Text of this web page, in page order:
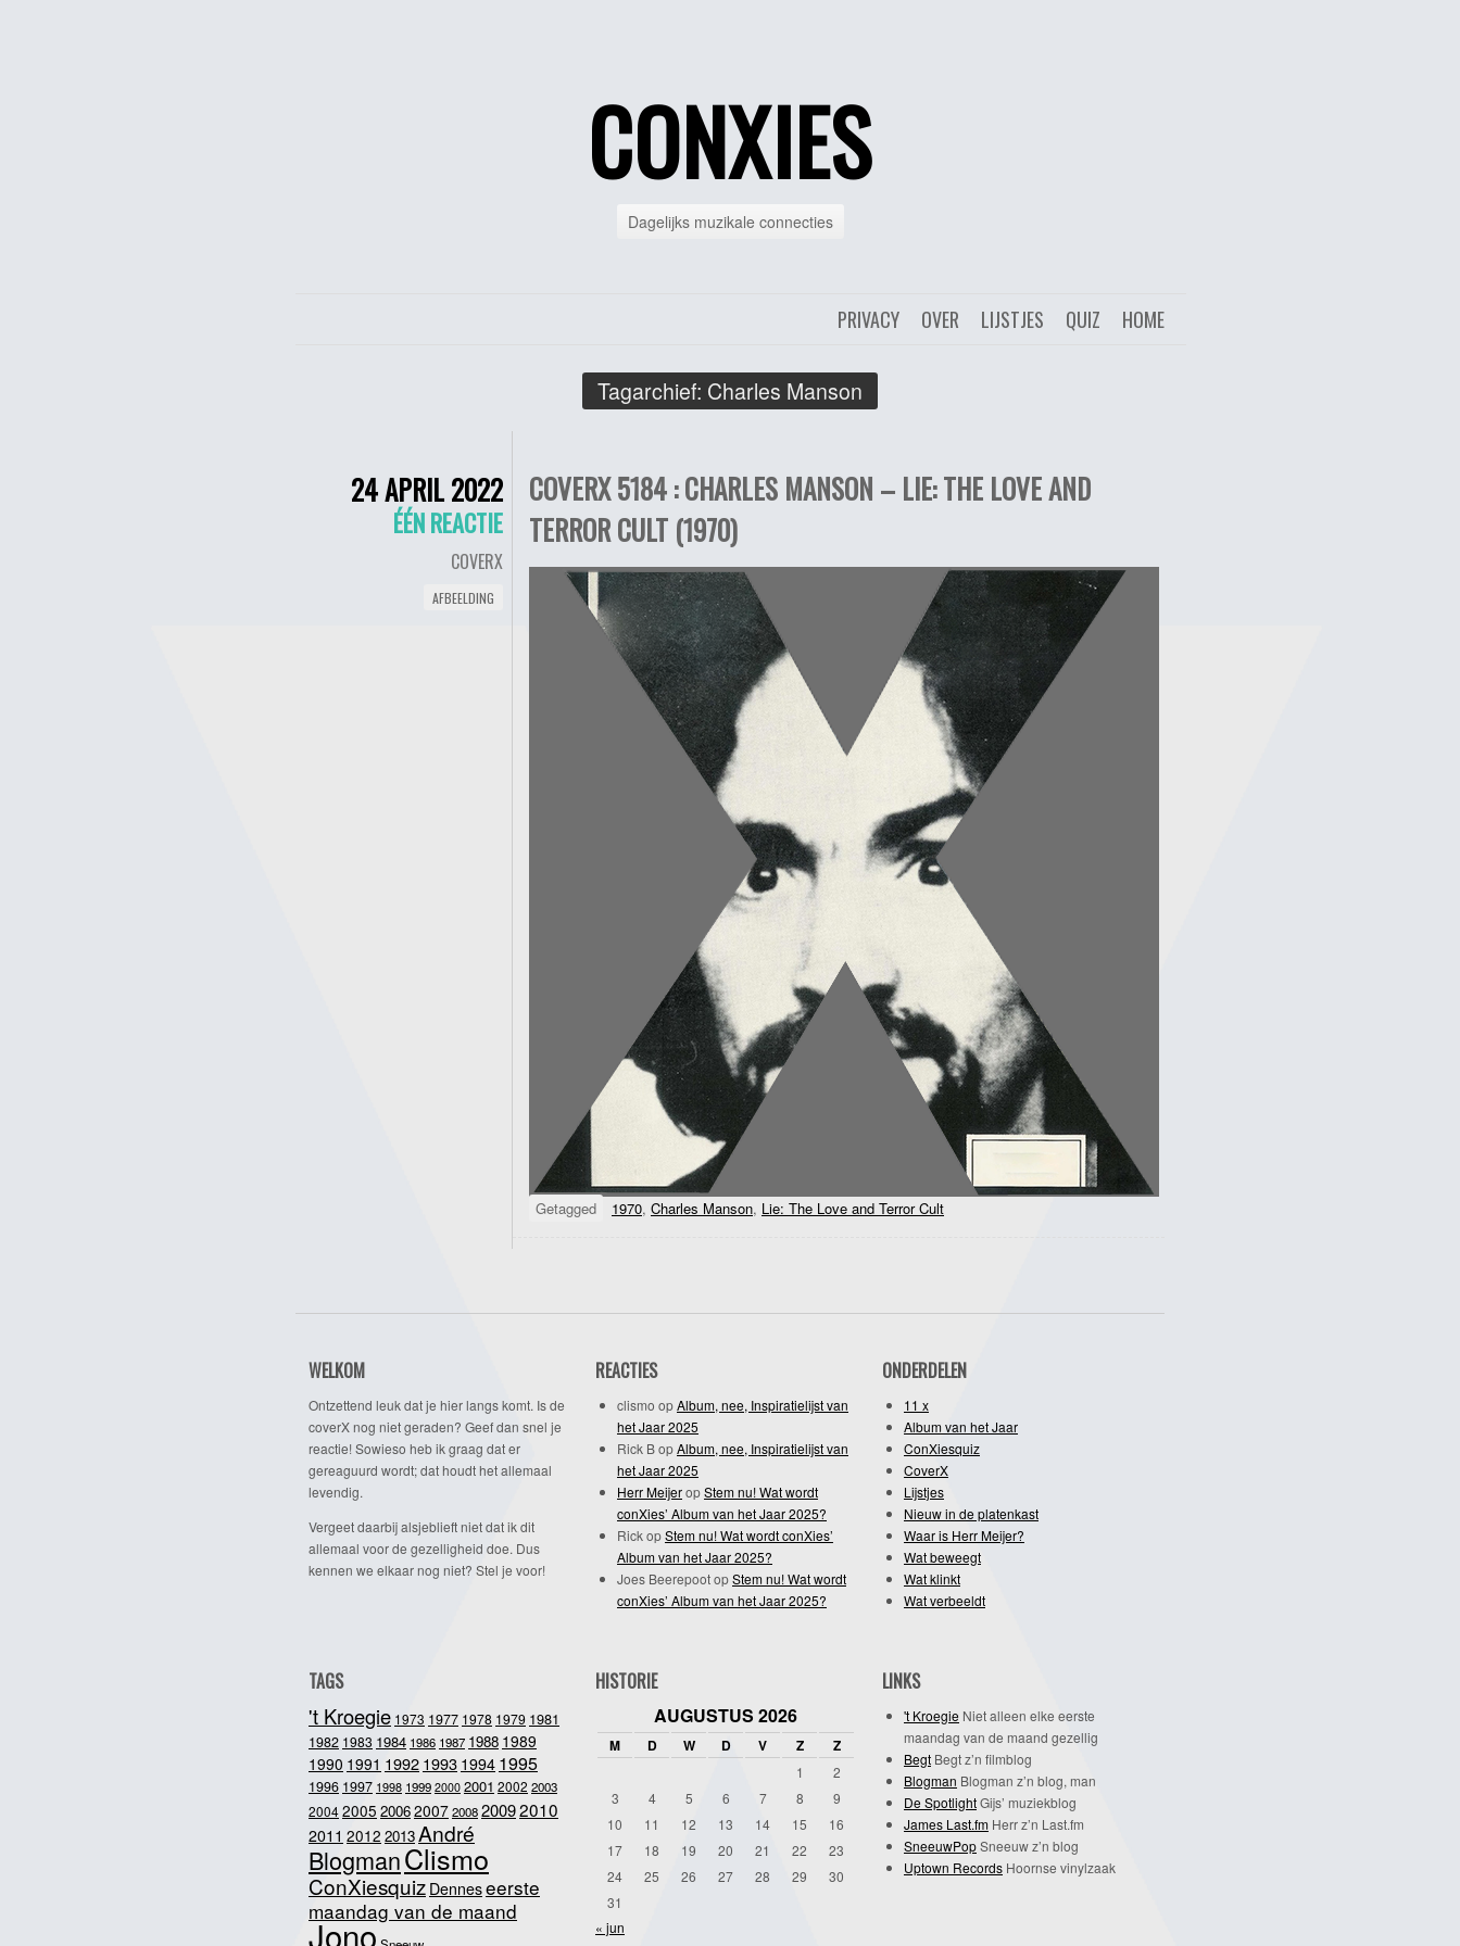
CONXIES
Dagelijks muzikale connecties
HOME
QUIZ
LIJSTJES
OVER
PRIVACY
Tagarchief: Charles Manson
24 APRIL 2022
ÉÉN REACTIE
COVERX
AFBEELDING
COVERX 5184 : CHARLES MANSON – LIE: THE LOVE AND
TERROR CULT (1970)
Getagged 1970, Charles Manson, Lie: The Love and Terror Cult
WELKOM
Ontzettend leuk dat je hier langs komt. Is de
coverX nog niet geraden? Geef dan snel je
reactie! Sowieso heb ik graag dat er
gereaguurd wordt; dat houdt het allemaal
levendig.
Vergeet daarbij alsjeblieft niet dat ik dit
allemaal voor de gezelligheid doe. Dus
kennen we elkaar nog niet? Stel je voor!
REACTIES
clismo opAlbum, nee, Inspiratielijst van
het Jaar 2025
Rick BopAlbum, nee, Inspiratielijst van
het Jaar 2025
Herr MeijeropStem nu! Wat wordt
conXies’ Album van het Jaar 2025?
RickopStem nu! Wat wordt conXies’
Album van het Jaar 2025?
Joes BeerepootopStem nu! Wat wordt
conXies’ Album van het Jaar 2025?
ONDERDELEN
11 x
Album van het Jaar
ConXiesquiz
CoverX
Lijstjes
Nieuw in de platenkast
Waar is Herr Meijer?
Wat beweegt
Wat klinkt
Wat verbeeldt
TAGS
't Kroegie 1973 1977 1978 1979 1981
1982 1983 1984 1986 1987 1988 1989
1990 1991 19921993 1994 1995
1996 1997 1998 1999 2000 2001 2002 2003
20042005 20062007200820092010
2011 2012 2013André
BlogmanClismo
ConXiesquiz Denneseerste
maandag van de maand
Jono
HISTORIE
AUGUSTUS 2026
M D W D V Z Z
1
2
3
4 5 6 7 8
9
10
11 12 13 14 15
16
17
18 19 20 21 22
23
24
25 26 27 28 29
30
31
« jun
LINKS
't Kroegie Niet alleen elke eerste
maandag van de maand gezellig
Begt Begt z’n filmblog
Blogman Blogman z’n blog, man
De SpotlightGijs’ muziekblog
James Last.fm Herr z’n Last.fm
SneeuwPopSneeuw z’n blog
Uptown Records Hoornse vinylzaak